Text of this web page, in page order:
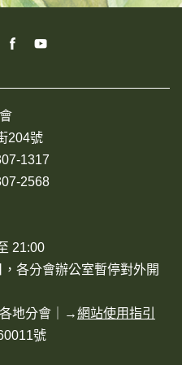
204號
1317
2568
21:00
各分會辦公室暫停對外開
各地分會 ｜→網站使用指引
號